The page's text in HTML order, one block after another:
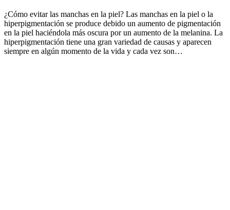
¿Cómo evitar las manchas en la piel? Las manchas en la piel o la
hiperpigmentación se produce debido un aumento de pigmentación
en la piel haciéndola más oscura por un aumento de la melanina. La
hiperpigmentación tiene una gran variedad de causas y aparecen
siempre en algún momento de la vida y cada vez son…